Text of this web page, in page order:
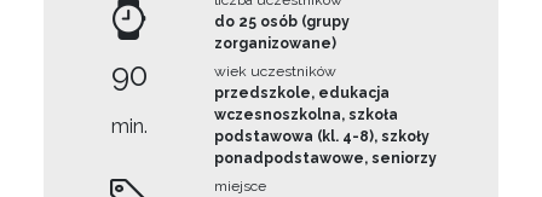
90
min.
do 25 osób (grupy
zorganizowane)
wiek uczestników
przedszkole, edukacja
wczesnoszkolna, szkoła
podstawowa (kl. 4-8), szkoły
ponadpodstawowe, seniorzy
miejsce